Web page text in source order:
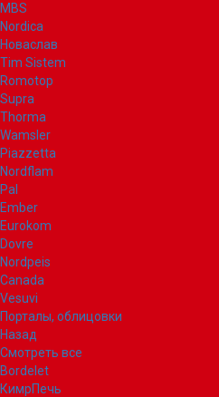
MBS
Nordica
Новаслав
Tim Sistem
Romotop
Supra
Thorma
Wamsler
Piazzetta
Nordflam
Pal
Ember
Eurokom
Dovre
Nordpeis
Canada
Vesuvi
Порталы, облицовки
Назад
Смотреть все
Bordelet
КимрПечь